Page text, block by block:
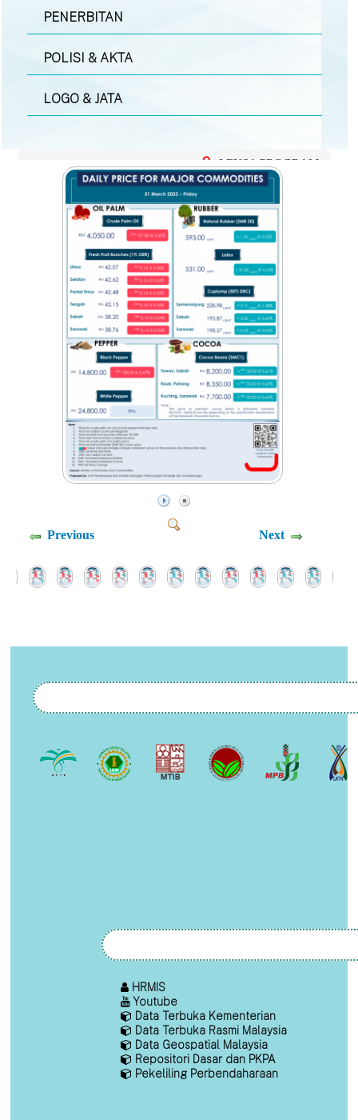
PENERBITAN
POLISI & AKTA
LOGO & JATA
LENSA PROGRAM
Previous Next
HRMIS
Youtube
Data Terbuka Kementerian
Data Terbuka Rasmi Malaysia
Data Geospatial Malaysia
Repositori Dasar dan PKPA
Pekeliling Perbendaharaan